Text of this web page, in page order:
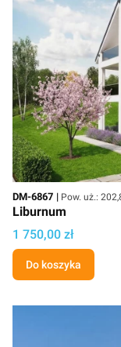
Kod
DM-6867 Powierzchnia
Pow. uż.:
Liburnum
Cena projektu
1 750,00 zł
Do koszyka